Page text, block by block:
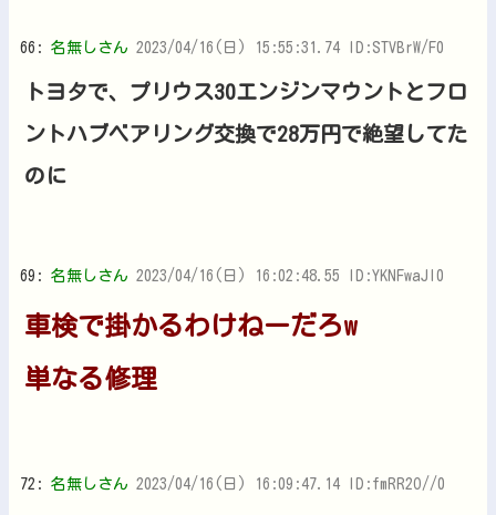
66: 名無しさん 2023/04/16(日) 15:55:31.74 ID:STVBrW/F0
トヨタで、プリウス30エンジンマウントとフロ
ントハブベアリング交換で28万円で絶望してた
のに
69: 名無しさん 2023/04/16(日) 16:02:48.55 ID:YKNFwaJl0
車検で掛かるわけねーだろw
単なる修理
72: 名無しさん 2023/04/16(日) 16:09:47.14 ID:fmRR2O//0